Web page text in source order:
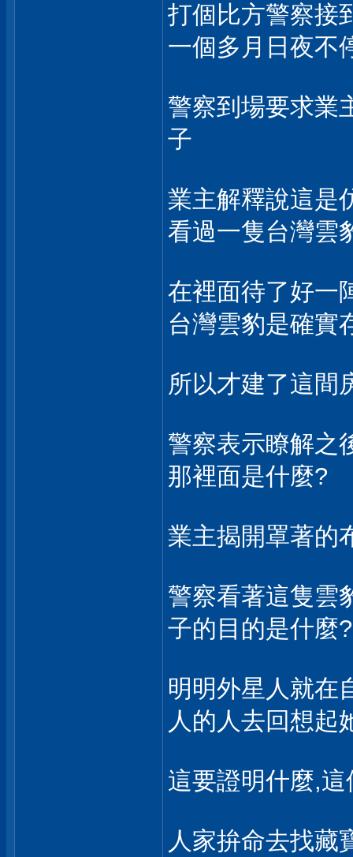
打個比方警察接
一個多月日夜不
警察到場要求業
子
業主解釋說這是
看過一隻台灣雲
在裡面待了好一
台灣雲豹是確實
所以才建了這間
警察表示瞭解之
那裡面是什麼?
業主揭開罩著的
警察看著這隻雲
子的目的是什麼?
明明外星人就在
人的人去回想起
這要證明什麼,
人家拚命去找藏